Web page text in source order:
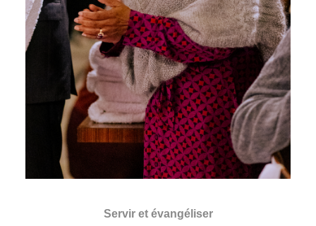
Servir et évangéliser